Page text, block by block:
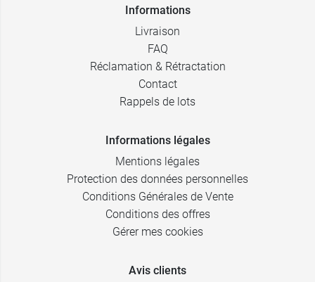
Informations
Livraison
FAQ
Réclamation & Rétractation
Contact
Rappels de lots
Informations légales
Mentions légales
Protection des données personnelles
Conditions Générales de Vente
Conditions des offres
Gérer mes cookies
Avis clients